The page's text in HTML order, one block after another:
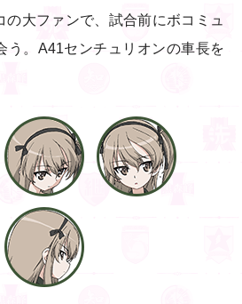
大ファンで、試合前にボコミュ
う。A41センチュリオンの車長を